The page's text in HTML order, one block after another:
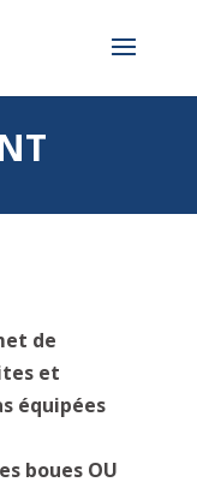
de
et
équipées
boues OU